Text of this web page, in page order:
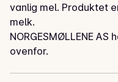
vanlig mel. Produktet
melk.
NORGESMØLLENE
ovenfor.